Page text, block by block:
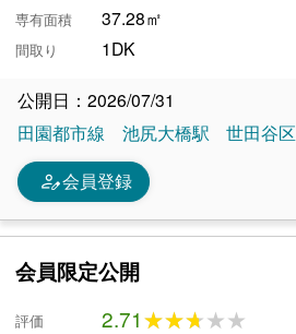
専有面積 37.28㎡
間取り 1DK
公開日：2026/07/31
田園都市線
池尻大橋駅 世田谷区
person_edit会員登録
会員限定公開
評価 2.71★★★★★
★★★★★